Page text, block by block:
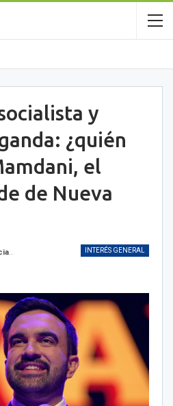
y
¿quién
el
de Nueva
INTERÉS GENERAL